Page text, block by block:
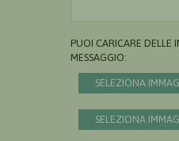
PUOI CARICARE DELLE
MESSAGGIO:
SELEZIONA
SELEZIONA